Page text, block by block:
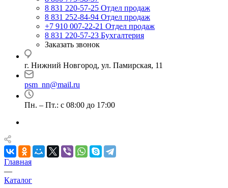
8 831 220-57-25 Отдел продаж
8 831 252-84-94 Отдел продаж
+7 910 007-22-21 Отдел продаж
8 831 220-57-23 Бухгалтерия
Заказать звонок
г. Нижний Новгород, ул. Памирская, 11
psm_nn@mail.ru
Пн. – Пт.: с 08:00 до 17:00
Главная
—
Каталог